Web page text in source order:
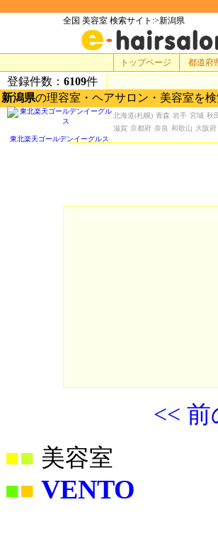
全国 美容室 検索サイト:>新潟県
登録件数： 6109件
新潟県の理容室・ヘアサロン・美容室を検
<<
■ 美容室
■■ VENTO
北海道(札幌) 青森 岩手 宮城 秋
滋賀 京都府 奈良 和歌山 大阪府
トップページ 都道府
東北楽天ゴールデンイーグルス